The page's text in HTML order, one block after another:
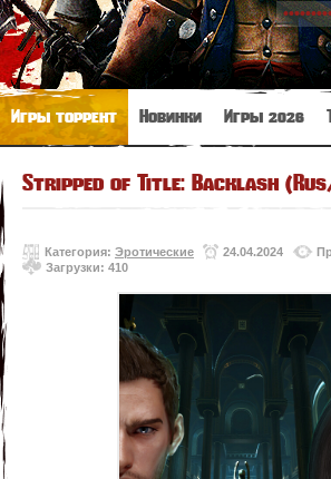
Игры торрент Новинки Игры 2026
Stripped of Title: Backlash
Категория: Эротические 24.04.2024
Загрузки: 410